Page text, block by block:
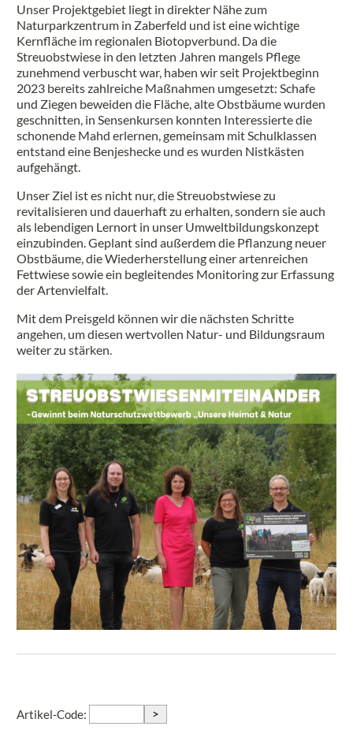
Unser Projektgebiet liegt in direkter Nähe zum
Naturparkzentrum in Zaberfeld und ist eine wichtige
Kernfläche im regionalen Biotopverbund. Da die
Streuobstwiese in den letzten Jahren mangels Pflege
zunehmend verbuscht war, haben wir seit Projektbeginn
2023 bereits zahlreiche Maßnahmen umgesetzt: Schafe
und Ziegen beweiden die Fläche, alte Obstbäume wurden
geschnitten, in Sensenkursen konnten Interessierte die
schonende Mahd erlernen, gemeinsam mit Schulklassen
entstand eine Benjeshecke und es wurden Nistkästen
aufgehängt.
Unser Ziel ist es nicht nur, die Streuobstwiese zu
revitalisieren und dauerhaft zu erhalten, sondern sie auch
als lebendigen Lernort in unser Umweltbildungskonzept
einzubinden. Geplant sind außerdem die Pflanzung neuer
Obstbäume, die Wiederherstellung einer artenreichen
Fettwiese sowie ein begleitendes Monitoring zur Erfassung
der Artenvielfalt.
Mit dem Preisgeld können wir die nächsten Schritte
angehen, um diesen wertvollen Natur- und Bildungsraum
weiter zu stärken.
Artikel-Code: >